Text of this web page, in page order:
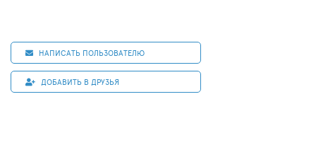
НАПИСАТЬ ПОЛЬЗОВАТЕЛЮ
ДОБАВИТЬ В ДРУЗЬЯ